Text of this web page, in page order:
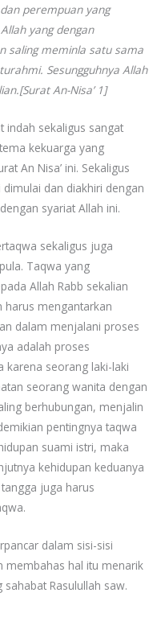
perempuan yang
yang dengan
saling meminla satu sama
Sesungguhnya Allah
An-Nisa’ 1]
indah sekaligus sangat
kekuarga yang
An Nisa’ ini. Sekaligus
dan diakhiri dengan
syariat Allah ini.
sekaligus juga
Taqwa yang
Allah Rabb sekalian
harus mengantarkan
dalam menjalani proses
adalah proses
karena seorang laki-laki
seorang wanita dengan
berhubungan, menjalin
pentingnya taqwa
suami istri, maka
kehidupan keduanya
juga harus
dalam sisi-sisi
membahas hal itu menarik
Rasulullah saw.